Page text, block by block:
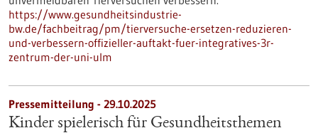
https://www.gesundheitsindustrie-
bw.de/fachbeitrag/pm/tierversuche-ersetzen-reduzieren-
und-verbessern-offizieller-auftakt-fuer-integratives-3r-
zentrum-der-uni-ulm
Pressemitteilung - 29.10.2025
Kinder spielerisch für Gesundheitsthemen